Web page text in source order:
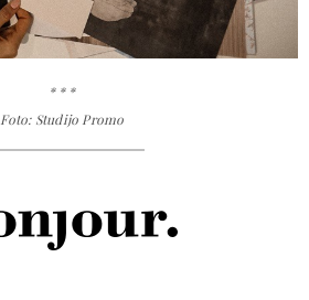
* * *
Foto: Studijo Promo